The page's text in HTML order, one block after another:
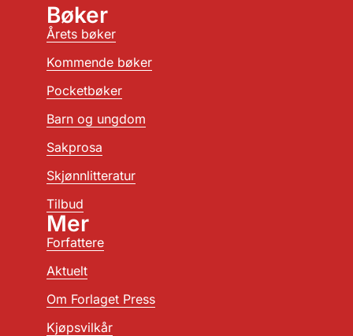
Bøker
Årets bøker
Kommende bøker
Pocketbøker
Barn og ungdom
Sakprosa
Skjønnlitteratur
Tilbud
Mer
Forfattere
Aktuelt
Om Forlaget Press
Kjøpsvilkår